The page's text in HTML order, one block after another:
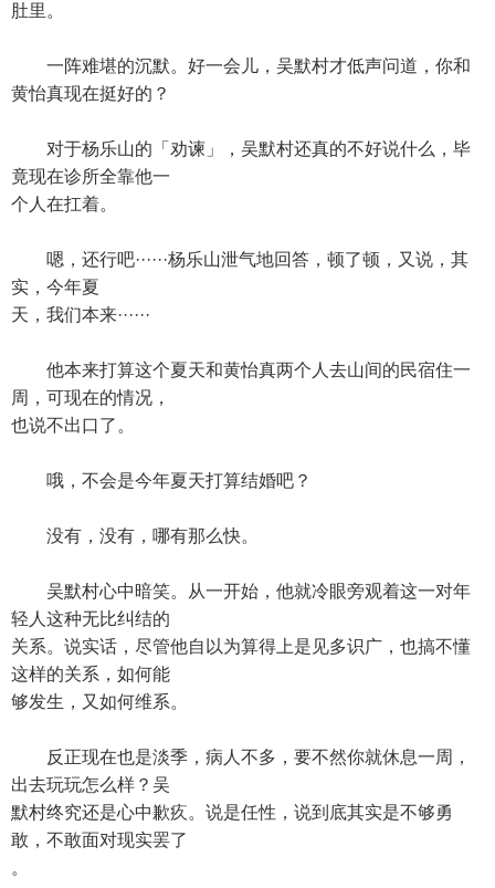
肚里。
一阵难堪的沉默。好一会儿，吴默村才低声问道，你和
黄怡真现在挺好的？
对于杨乐山的「劝谏」，吴默村还真的不好说什么，毕
竟现在诊所全靠他一
个人在扛着。
嗯，还行吧······杨乐山泄气地回答，顿了顿，又说，其
实，今年夏
天，我们本来······
他本来打算这个夏天和黄怡真两个人去山间的民宿住一
周，可现在的情况，
也说不出口了。
哦，不会是今年夏天打算结婚吧？
没有，没有，哪有那么快。
吴默村心中暗笑。从一开始，他就冷眼旁观着这一对年
轻人这种无比纠结的
关系。说实话，尽管他自以为算得上是见多识广，也搞不懂
这样的关系，如何能
够发生，又如何维系。
反正现在也是淡季，病人不多，要不然你就休息一周，
出去玩玩怎么样？吴
默村终究还是心中歉疚。说是任性，说到底其实是不够勇
敢，不敢面对现实罢了
。